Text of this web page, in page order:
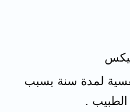
لمدة سنة بسبب
الطبيب .